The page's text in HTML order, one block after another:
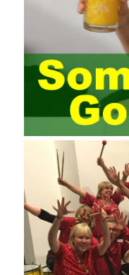
and there are fewer
who understand project
professionals know that
management training
the basic principles and
system learning project
exam and qualify for
Since then, I have been
management, and I
project management in
systems. From the
have the possibility of
function is also one of
connection between the
key factor affecting the
operation of the ERP
is also essential to the
system and other